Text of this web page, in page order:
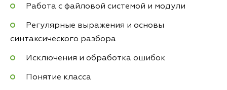
Работа с файловой системой и модули
Регулярные выражения и основы
синтаксического разбора
Исключения и обработка ошибок
Понятие класса